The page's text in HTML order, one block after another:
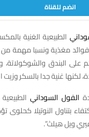
انضم للقناة
الطبيعية الغنية
مغذية ونسبا مهمة من
على البندق
غنية جدا بالسكر وزيت
الفول السوداني
بتناول النوتيلا
ويل هيلث”.